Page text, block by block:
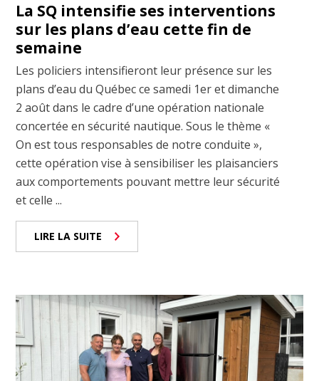
La SQ intensifie ses interventions
sur les plans d’eau cette fin de
semaine
Les policiers intensifieront leur présence sur les
plans d’eau du Québec ce samedi 1er et dimanche
2 août dans le cadre d’une opération nationale
concertée en sécurité nautique. Sous le thème «
On est tous responsables de notre conduite »,
cette opération vise à sensibiliser les plaisanciers
aux comportements pouvant mettre leur sécurité
et celle ...
LIRE LA SUITE